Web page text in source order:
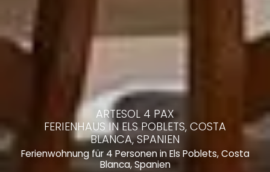
ARTESOL 4 PAX
FERIENHAUS IN ELS POBLETS, COSTA
BLANCA, SPANIEN
Ferienwohnung für 4 Personen in Els Poblets, Costa
Blanca, Spanien